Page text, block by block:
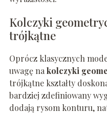
Kolczyki
trójkątne
Oprócz klasycznych
uwagę nakolczyki
trójkątne kształty
bardziej zdefiniowany
dodają rysom konturu,